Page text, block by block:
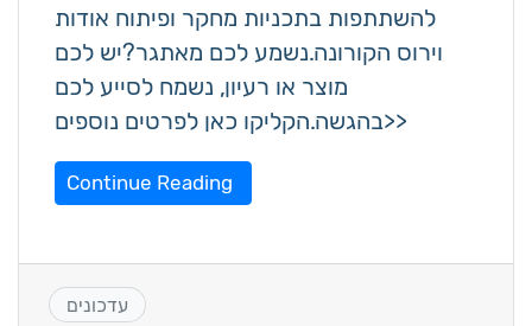
להשתתפות בתכניות מחקר ופיתוח אודות
וירוס הקורונה.נשמע לכם מאתגר?יש לכם
מוצר או רעיון, נשמח לסייע לכם
בהגשה.הקליקו כאן לפרטים נוספים>>
Continue Reading
עדכונים